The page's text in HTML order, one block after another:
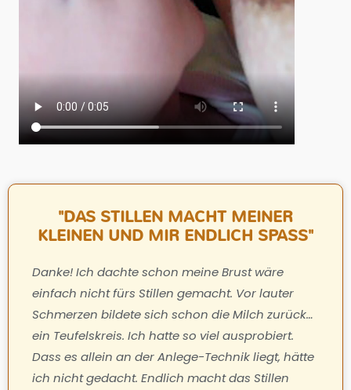
"DAS STILLEN MACHT MEINER
KLEINEN UND MIR ENDLICH SPASS"
Danke! Ich dachte schon meine Brust wäre
einfach nicht fürs Stillen gemacht. Vor lauter
Schmerzen bildete sich schon die Milch zurück…
ein Teufelskreis. Ich hatte so viel ausprobiert.
Dass es allein an der Anlege-Technik liegt, hätte
ich nicht gedacht. Endlich macht das Stillen